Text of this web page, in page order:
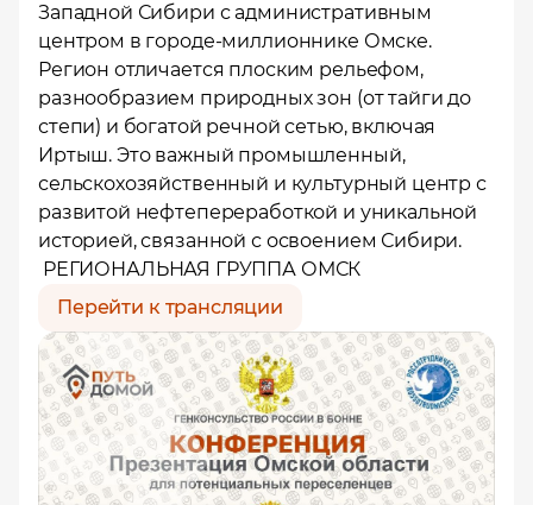
Западной Сибири с административным
центром в городе-миллионнике Омске.
Регион отличается плоским рельефом,
разнообразием природных зон (от тайги до
степи) и богатой речной сетью, включая
Иртыш. Это важный промышленный,
сельскохозяйственный и культурный центр с
развитой нефтепереработкой и уникальной
историей, связанной с освоением Сибири.
РЕГИОНАЛЬНАЯ ГРУППА ОМСК
Перейти к трансляции